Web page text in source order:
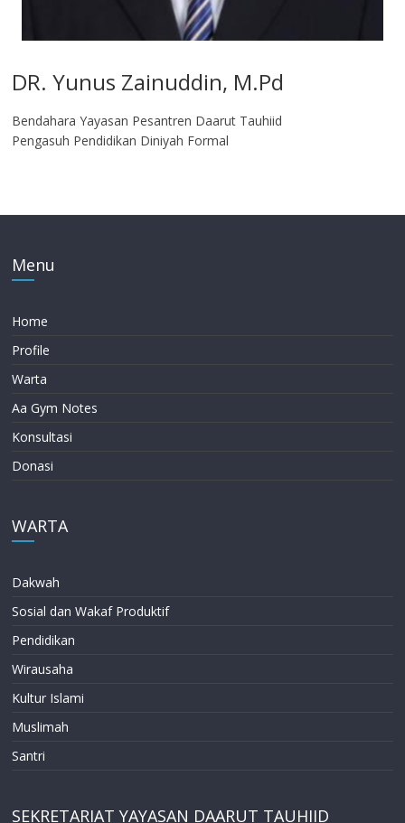
DR. Yunus Zainuddin, M.Pd
Bendahara Yayasan Pesantren Daarut Tauhiid
Pengasuh Pendidikan Diniyah Formal
Menu
Home
Profile
Warta
Aa Gym Notes
Konsultasi
Donasi
WARTA
Dakwah
Sosial dan Wakaf Produktif
Pendidikan
Wirausaha
Kultur Islami
Muslimah
Santri
SEKRETARIAT YAYASAN DAARUT TAUHIID